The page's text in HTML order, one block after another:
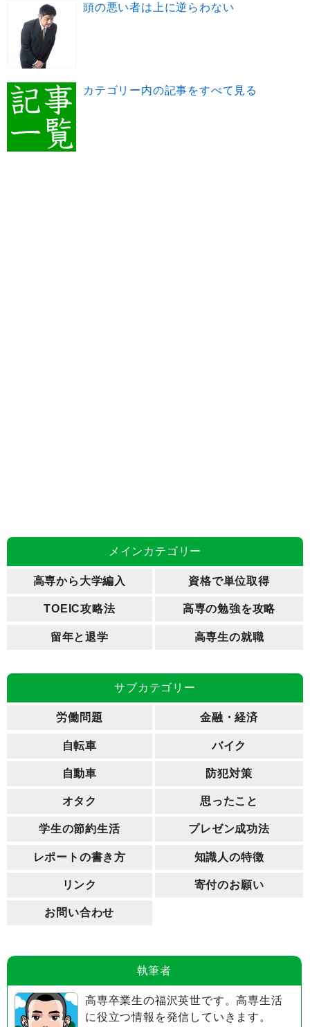
頭の悪い者は上に逆らわない
カテゴリー内の記事をすべて見る
メインカテゴリー
高専から大学編入 資格で単位取得
TOEIC攻略法 高専の勉強を攻略
留年と退学 高専生の就職
サブカテゴリー
労働問題 金融・経済
自転車 バイク
自動車 防犯対策
オタク 思ったこと
学生の節約生活 プレゼン成功法
レポートの書き方 知識人の特徴
リンク 寄付のお願い
お問い合わせ
執筆者
高専卒業生の福沢英世です。高専生活
に役立つ情報を発信していきます。